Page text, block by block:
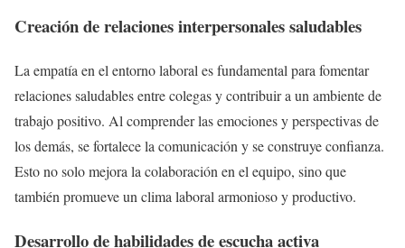
Creación de relaciones interpersonales saludables
La empatía en el entorno laboral es fundamental para fomentar
relaciones saludables entre colegas y contribuir a un ambiente de
trabajo positivo. Al comprender las emociones y perspectivas de
los demás, se fortalece la comunicación y se construye confianza.
Esto no solo mejora la colaboración en el equipo, sino que
también promueve un clima laboral armonioso y productivo.
Desarrollo de habilidades de escucha activa